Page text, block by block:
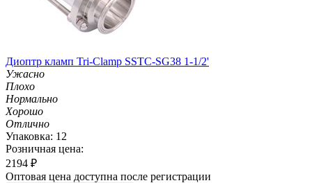
Диоптр кламп Tri-Clamp SSTC-SG38 1-1/2'
Ужасно
Плохо
Нормально
Хорошо
Отлично
Упаковка: 12
Розничная цена:
2194 ₽
Оптовая цена доступна после регистрации